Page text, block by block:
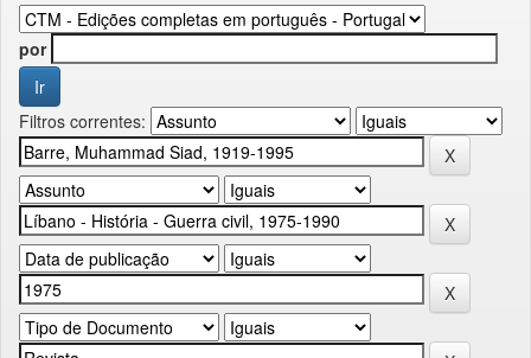
por
Filtros correntes: